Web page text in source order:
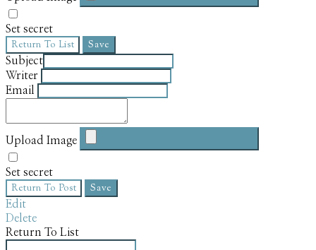
Set secret
Return To List Save
Subject
Writer
Email
Upload Image
Set secret
Return To Post Save
Edit
Delete
Return To List